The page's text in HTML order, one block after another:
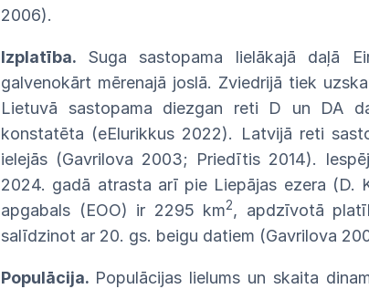
2006).
Izplatība. Suga sastopama lielākajā daļā
galvenokārt mērenajā joslā. Zviedrijā tiek
Lietuvā sastopama diezgan reti D un DA
konstatēta (eElurikkus 2022). Latvijā reti
ielejās (Gavrilova 2003; Priedītis 2014).
2024. gadā atrasta arī pie Liepājas ezera (D.
apgabals (EOO) ir 2295 km2, apdzīvotā
salīdzinot ar 20. gs. beigu datiem (Gavrilova
Populācija. Populācijas lielums un skaita dina